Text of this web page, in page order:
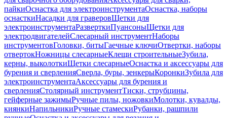
пайкиОснастка для электроинструментаОснастка, наборы
оснасткиНасадки для граверовЩетки для
электроинструментаРазверткиПуансоныЩетки для
электродвигателейСлесарный инструментНаборы
инструментовГоловки, битыГаечные ключиОтвертки, наборы
отвертокНожницы слесарныеКлещи строительныеЗубила,
керны, выколоткиЩетки слесарныеОснастка и аксессуары для
бурения и сверленияСверла, буры, зенкерыКоронкиЗубила для
электроинструментаАксессуары для бурения и
сверленияСтолярный инструментТиски, струбцины,
гейферные зажимыРучные пилы, ножовкиМолотки, кувалды,
киянкиНапильникиРучные стамескиРубанки, рашпили